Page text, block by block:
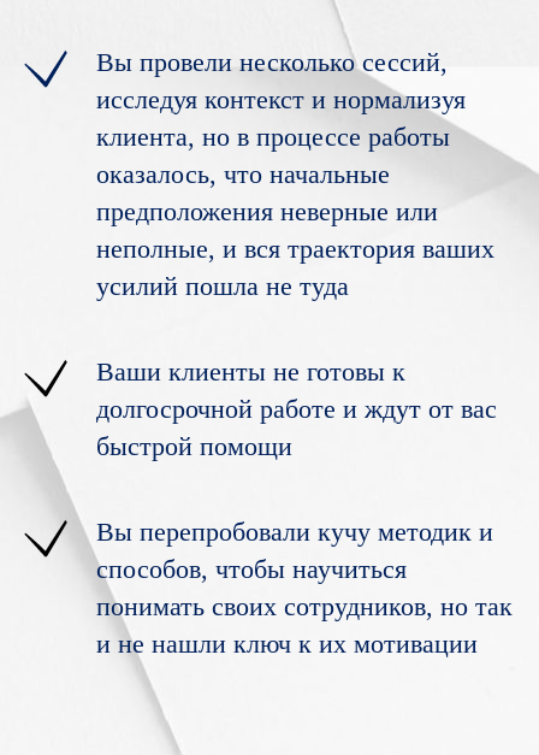
Вы провели несколько сессий,
исследуя контекст и нормализуя
клиента, но в процессе работы
оказалось, что начальные
предположения неверные или
неполные, и вся траектория ваших
усилий пошла не туда
Ваши клиенты не готовы к
долгосрочной работе и ждут от вас
быстрой помощи
Вы перепробовали кучу методик и
способов, чтобы научиться
понимать своих сотрудников, но так
и не нашли ключ к их мотивации